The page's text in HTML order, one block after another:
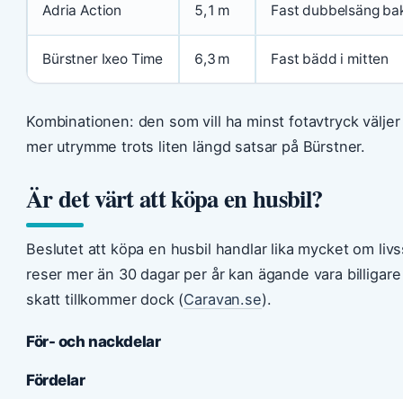
Adria Action 5,1 m Fast dubbelsäng
Bürstner Ixeo Time 6,3 m Fast bädd i mitten
Kombinationen: den som vill ha minst fotavtryck
mer utrymme trots liten längd satsar på Bürstner.
Är det värt att köpa en husbil?
Beslutet att köpa en husbil handlar lika mycket om
reser mer än 30 dagar per år kan ägande vara
skatt tillkommer dock (Caravan.se).
För- och nackdelar
Fördelar